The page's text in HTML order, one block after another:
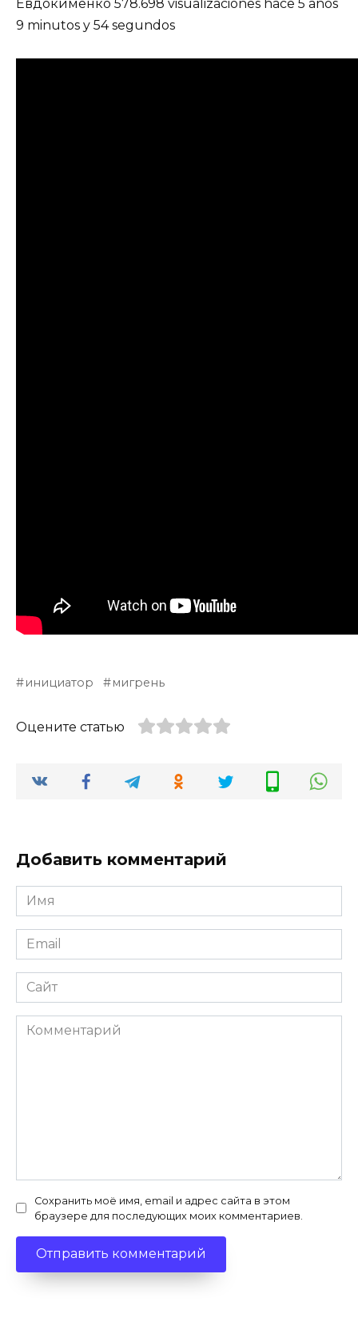
Евдокименко 578.698 visualizaciones hace 5 años
9 minutos y 54 segundos
инициатор мигрень
Оцените статью
Добавить комментарий
Имя
*
Email
*
Сайт
Комментарий
Сохранить моё имя, email и адрес сайта в этом
браузере для последующих моих комментариев.